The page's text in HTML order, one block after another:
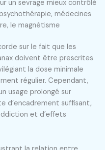
un sevrage mieux contrôlé
médecines
le magnétisme
sur le fait que les
doivent être prescrites
la dose minimale
régulier. Cependant,
usage prolongé sur
d’encadrement suffisant,
et d’effets